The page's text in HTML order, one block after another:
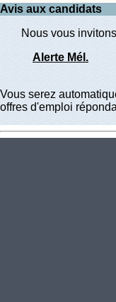
Avis aux candidats
Nous vous
Alerte Mél.
Vous serez
offres d'emploi